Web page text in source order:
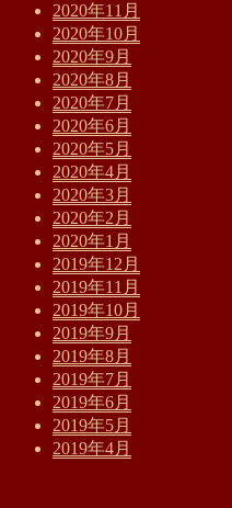
2020年11月
2020年10月
2020年9月
2020年8月
2020年7月
2020年6月
2020年5月
2020年4月
2020年3月
2020年2月
2020年1月
2019年12月
2019年11月
2019年10月
2019年9月
2019年8月
2019年7月
2019年6月
2019年5月
2019年4月